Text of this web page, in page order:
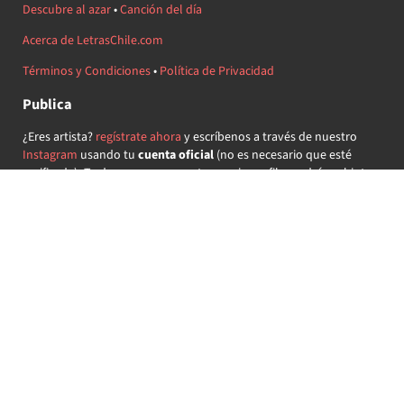
Descubre al azar•Canción del día
Acerca de LetrasChile.com
Términos y Condiciones• Política de Privacidad
Publica
¿Eres artista? regístrate ahora y escríbenos a través de nuestro
Instagram usando tu cuenta oficial(no es necesario que esté
verificada) ¡Te daremos acceso a tu propio perfil y podrás subir tus